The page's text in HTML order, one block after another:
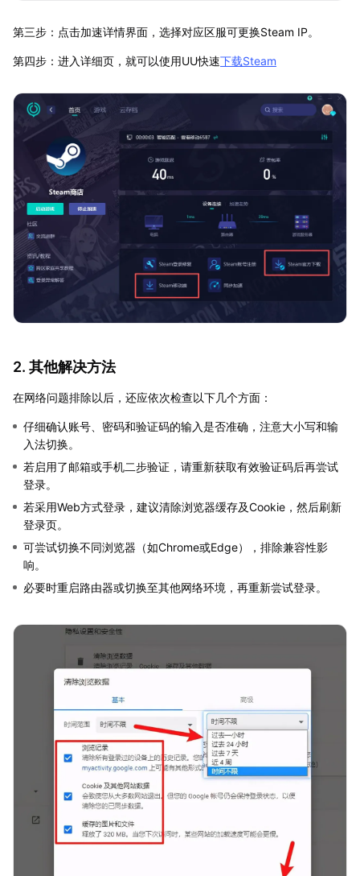
第三步：点击加速详情界面，选择对应区服可更换Steam IP。
第四步：进入详细页，就可以使用UU快速下载Steam
2. 其他解决方法
在网络问题排除以后，还应依次检查以下几个方面：
仔细确认账号、密码和验证码的输入是否准确，注意大小写和输
入法切换。
若启用了邮箱或手机二步验证，请重新获取有效验证码后再尝试
登录。
若采用Web方式登录，建议清除浏览器缓存及Cookie，然后刷新
登录页。
可尝试切换不同浏览器（如Chrome或Edge），排除兼容性影
响。
必要时重启路由器或切换至其他网络环境，再重新尝试登录。